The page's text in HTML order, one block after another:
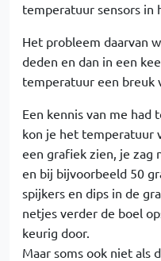
temperatuur sensors in
Het probleem daarvan
deden en dan in een
temperatuur een breuk
Een kennis van me had
kon je het temperatuur
een grafiek zien, je zag
en bij bijvoorbeeld 50
spijkers en dips in de
netjes verder de boel
keurig door.
Maar soms ook niet als